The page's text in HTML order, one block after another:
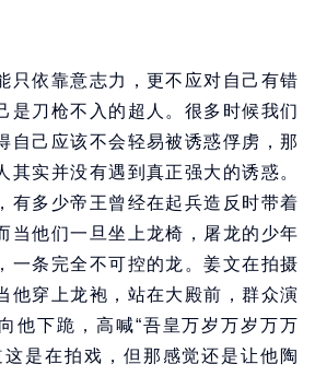
只依靠意志力，更不应对自己有错
是刀枪不入的超人。很多时候我们
自己应该不会轻易被诱惑俘虏，那
其实并没有遇到真正强大的诱惑。
有多少帝王曾经在起兵造反时带着
当他们一旦坐上龙椅，屠龙的少年
一条完全不可控的龙。姜文在拍摄
他穿上龙袍，站在大殿前，群众演
他下跪，高喊“吾皇万岁万岁万万
是在拍戏，但那感觉还是让他陶